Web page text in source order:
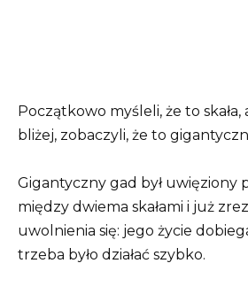
Początkowo myśleli, że to
bliżej, zobaczyli, że to
Gigantyczny gad był uwięziony
między dwiema skałami i już
uwolnienia się: jego życie
trzeba było działać szybko.